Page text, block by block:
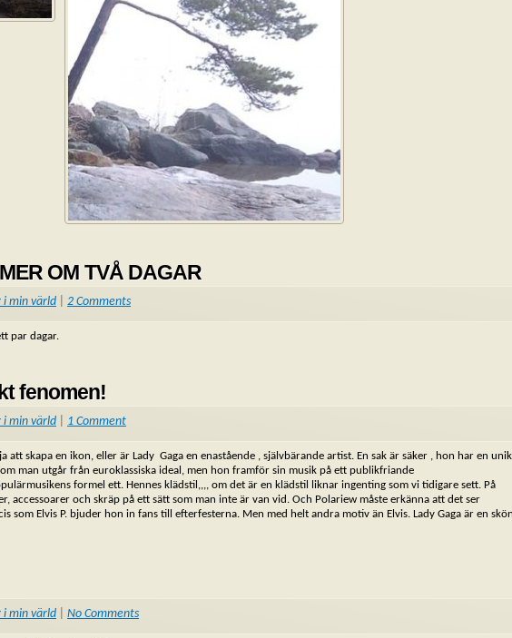
OM TVÅ DAGAR
i min värld 2 Comments
par dagar.
fenomen!
i min värld 1 Comment
skapa en ikon, eller är Lady Gaga en enastående , självbärande artist. En sak är säker , hon har en
man utgår från euroklassiska ideal, men hon framför sin musik på ett publikfriande
formel ett. Hennes klädstil,,,, om det är en klädstil liknar ingenting som vi tidigare sett. På
accessoarer och skräp på ett sätt som man inte är van vid. Och Polariew måste erkänna att det ser
som Elvis P. bjuder hon in fans till efterfesterna. Men med helt andra motiv än Elvis. Lady Gaga är en
i min värld No Comments